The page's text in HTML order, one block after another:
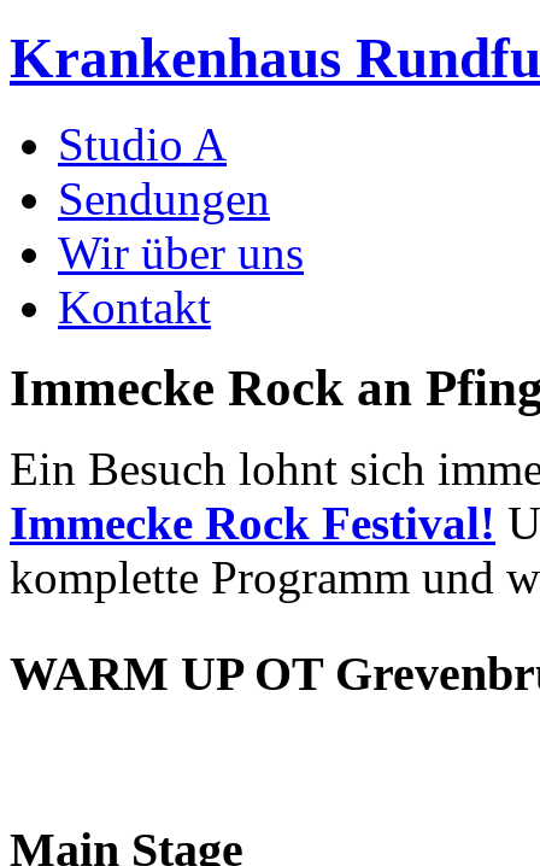
Krankenhaus
Studio A
Sendungen
Wir über uns
Kontakt
Immecke Rock an
Ein Besuch lohnt sich
Immecke Rock Festival!
komplette Programm und
WARM UP OT
Main Stage